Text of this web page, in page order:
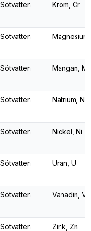
Sötvatten Krom, Cr
Sötvatten
Sötvatten Mangan, Mn
Sötvatten Natrium, Na
Sötvatten Nickel, Ni
Sötvatten Uran, U
Sötvatten Vanadin, V
Sötvatten Zink, Zn